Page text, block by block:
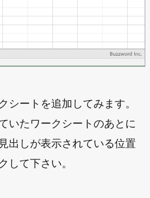
シートを追加してみます。
いたワークシートのあとに
出しが表示されている位置
して下さい。